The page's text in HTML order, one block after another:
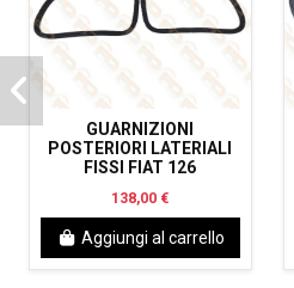
GUARNIZIONI
POSTERIORI LATERIALI
FISSI FIAT 126
138,00 €
Aggiungi al carrello